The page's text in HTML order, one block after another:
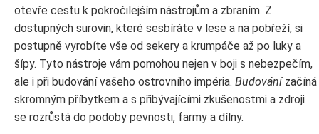
otevře cestu k pokročilejším nástrojům a zbraním. Z
dostupných surovin, které sesbíráte v lese a na pobřeží, si
postupně vyrobíte vše od sekery a krumpáče až po luky a
šípy. Tyto nástroje vám pomohou nejen v boji s nebezpečím,
ale i při budování vašeho ostrovního impéria. Budovánízačíná
skromným příbytkem a s přibývajícími zkušenostmi a zdroji
se rozrůstá do podoby pevnosti, farmy a dílny.